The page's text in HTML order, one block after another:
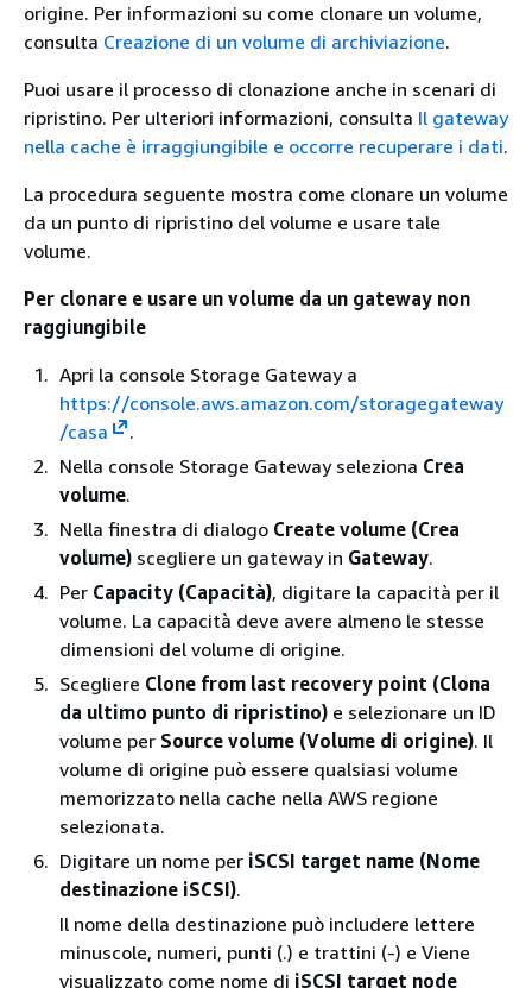
origine. Per informazioni su come clonare un volume,
consulta Creazione di un volume di archiviazione.
Puoi usare il processo di clonazione anche in scenari di
ripristino. Per ulteriori informazioni, consulta Il gateway
nella cache è irraggiungibile e occorre recuperare i dati.
La procedura seguente mostra come clonare un volume
da un punto di ripristino del volume e usare tale
volume.
Per clonare e usare un volume da un gateway non
raggiungibile
Apri la console Storage Gateway a
https://console.aws.amazon.com/storagegateway
/casa
.
Nella console Storage Gateway seleziona Crea
volume.
Nella finestra di dialogo Create volume (Crea
volume) scegliere un gateway in Gateway.
Per Capacity (Capacità), digitare la capacità per il
volume. La capacità deve avere almeno le stesse
dimensioni del volume di origine.
Scegliere Clone from last recovery point (Clona
da ultimo punto di ripristino) e selezionare un ID
volume per Source volume (Volume di origine). Il
volume di origine può essere qualsiasi volume
memorizzato nella cache nella AWS regione
selezionata.
Digitare un nome per iSCSI target name (Nome
destinazione iSCSI).
Il nome della destinazione può includere lettere
minuscole, numeri, punti (.) e trattini (-) e Viene
visualizzato come nome di iSCSI target node